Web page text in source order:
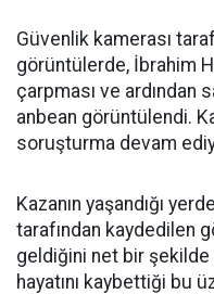
Güvenlik kamerası
görüntülerde, İbrahim
çarpması ve ardından
anbean görüntülendi.
soruşturma devam
Kazanın yaşandığı
tarafından kaydedilen
geldiğini net bir
hayatını kaybettiği bu